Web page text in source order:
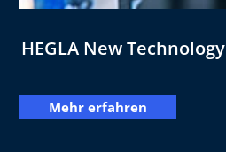
HEGLA New Technology
Mehr erfahren